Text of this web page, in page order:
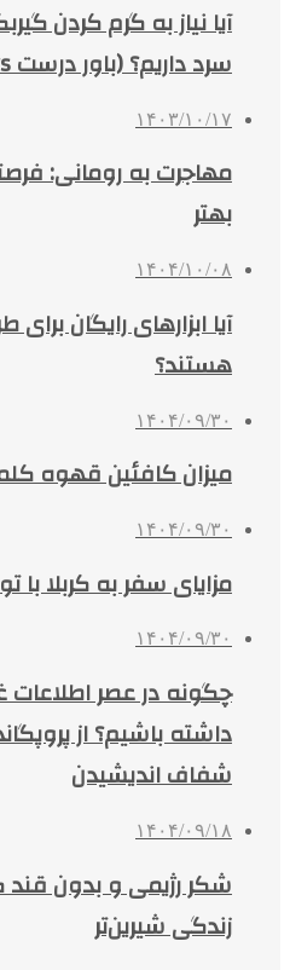
آیا نیاز به گرم کردن
سرد داریم؟ (باور درست vs غلط)
۱۴۰۳/۱۰/۱۷
مهاجرت به رومانی:
بهتر
۱۴۰۴/۱۰/۰۸
آیا ابزارهای رایگان
هستند؟
۱۴۰۴/۰۹/۳۰
میزان کافئین قهوه
۱۴۰۴/۰۹/۳۰
مزایای سفر به کربلا
۱۴۰۴/۰۹/۳۰
چگونه در عصر
داشته باشیم؟ از
شفاف اندیشیدن
۱۴۰۴/۰۹/۱۸
شکر رژیمی و بدون قند
زندگی شیرین‌تر